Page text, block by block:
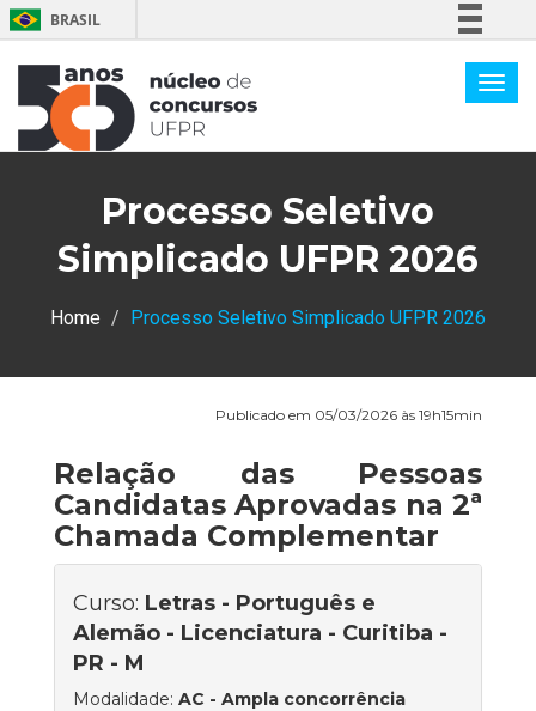
BRASIL
Legislação
Processo Seletivo
Simplicado UFPR 2026
Home Processo Seletivo Simplicado UFPR 2026
Publicado em 05/03/2026 às 19h15min
Relação das Pessoas
Candidatas Aprovadas na 2ª
Chamada Complementar
Curso: Letras - Português e
Alemão - Licenciatura - Curitiba -
PR - M
Modalidade: AC - Ampla concorrência